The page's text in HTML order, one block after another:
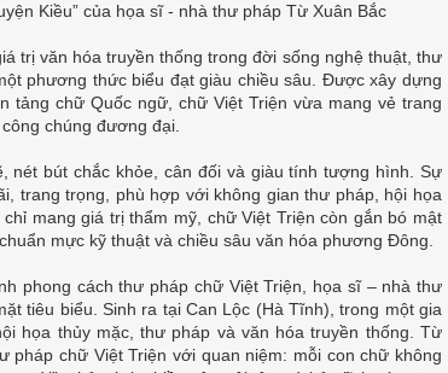
Kiều” của họa sĩ - nhà thư pháp Từ Xuân Bắc
trị văn hóa truyền thống trong đời sống nghệ thuật, thư
phương thức biểu đạt giàu chiều sâu. Được xây dựng
tảng chữ Quốc ngữ, chữ Việt Triện vừa mang vẻ trang
chúng đương đại.
nét bút chắc khỏe, cân đối và giàu tính tượng hình. Sự
trang trọng, phù hợp với không gian thư pháp, hội họa
mang giá trị thẩm mỹ, chữ Việt Triện còn gắn bó mật
mực kỹ thuật và chiều sâu văn hóa phương Đông.
phong cách thư pháp chữ Việt Triện, họa sĩ – nhà thư
tiêu biểu. Sinh ra tại Can Lộc (Hà Tĩnh), trong một gia
họa thủy mặc, thư pháp và văn hóa truyền thống. Từ
pháp chữ Việt Triện với quan niệm: mỗi con chữ không